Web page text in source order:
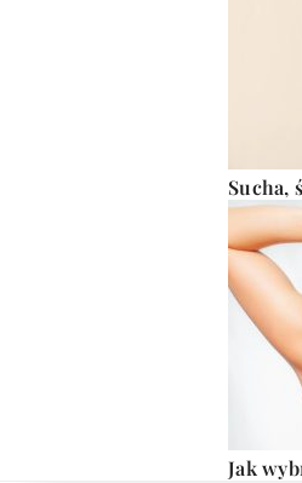
Sucha,
Jak